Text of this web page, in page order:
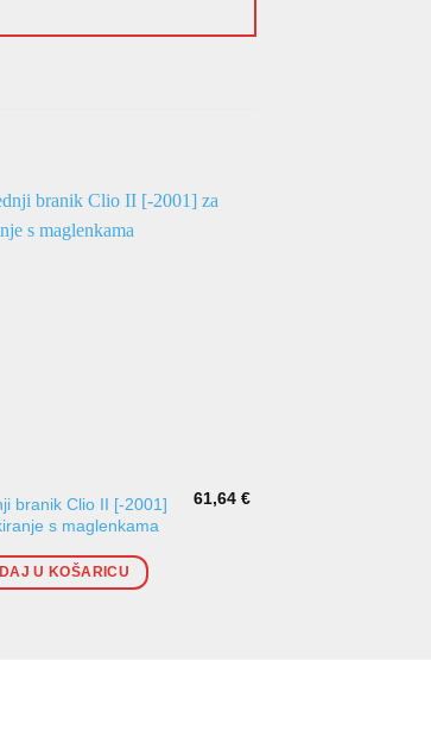
branik Clio II [-2001]
s maglenkama
61,64€
U KOŠARICU